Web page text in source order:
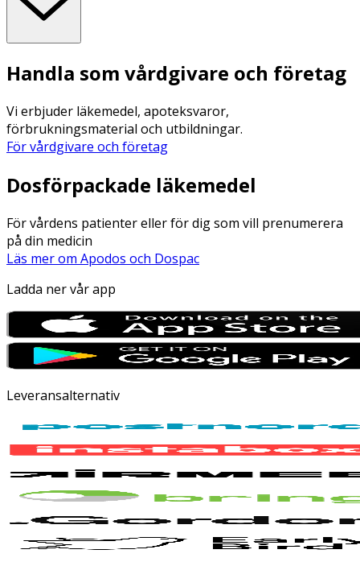
Handla som vårdgivare och företag
Vi erbjuder läkemedel, apoteksvaror,
förbrukningsmaterial och utbildningar.
För vårdgivare och företag
Dosförpackade läkemedel
För vårdens patienter eller för dig som vill prenumerera
på din medicin
Läs mer om Apodos och Dospac
Ladda ner vår app
Leveransalternativ